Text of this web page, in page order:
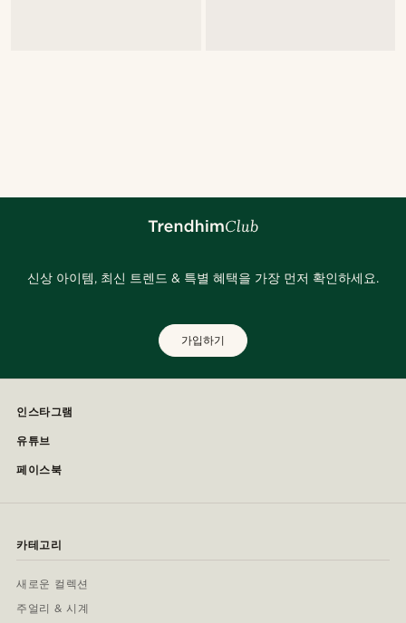
신상 아이템, 최신 트렌드 & 특별 혜택을 가장 먼저 확인하세요.
가입하기
인스타그램
유튜브
페이스북
카테고리
새로운 컬렉션
주얼리 & 시계